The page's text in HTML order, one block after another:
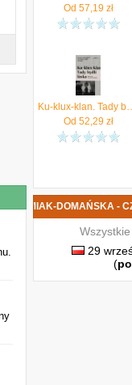
Od 57,19 zł
Ku-klux-klan. Tady bydlí
Od 52,29 zł
DOMAŃSKA -
29
(